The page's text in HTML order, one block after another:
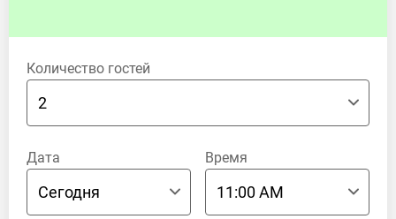
Количество гостей
Дата Время